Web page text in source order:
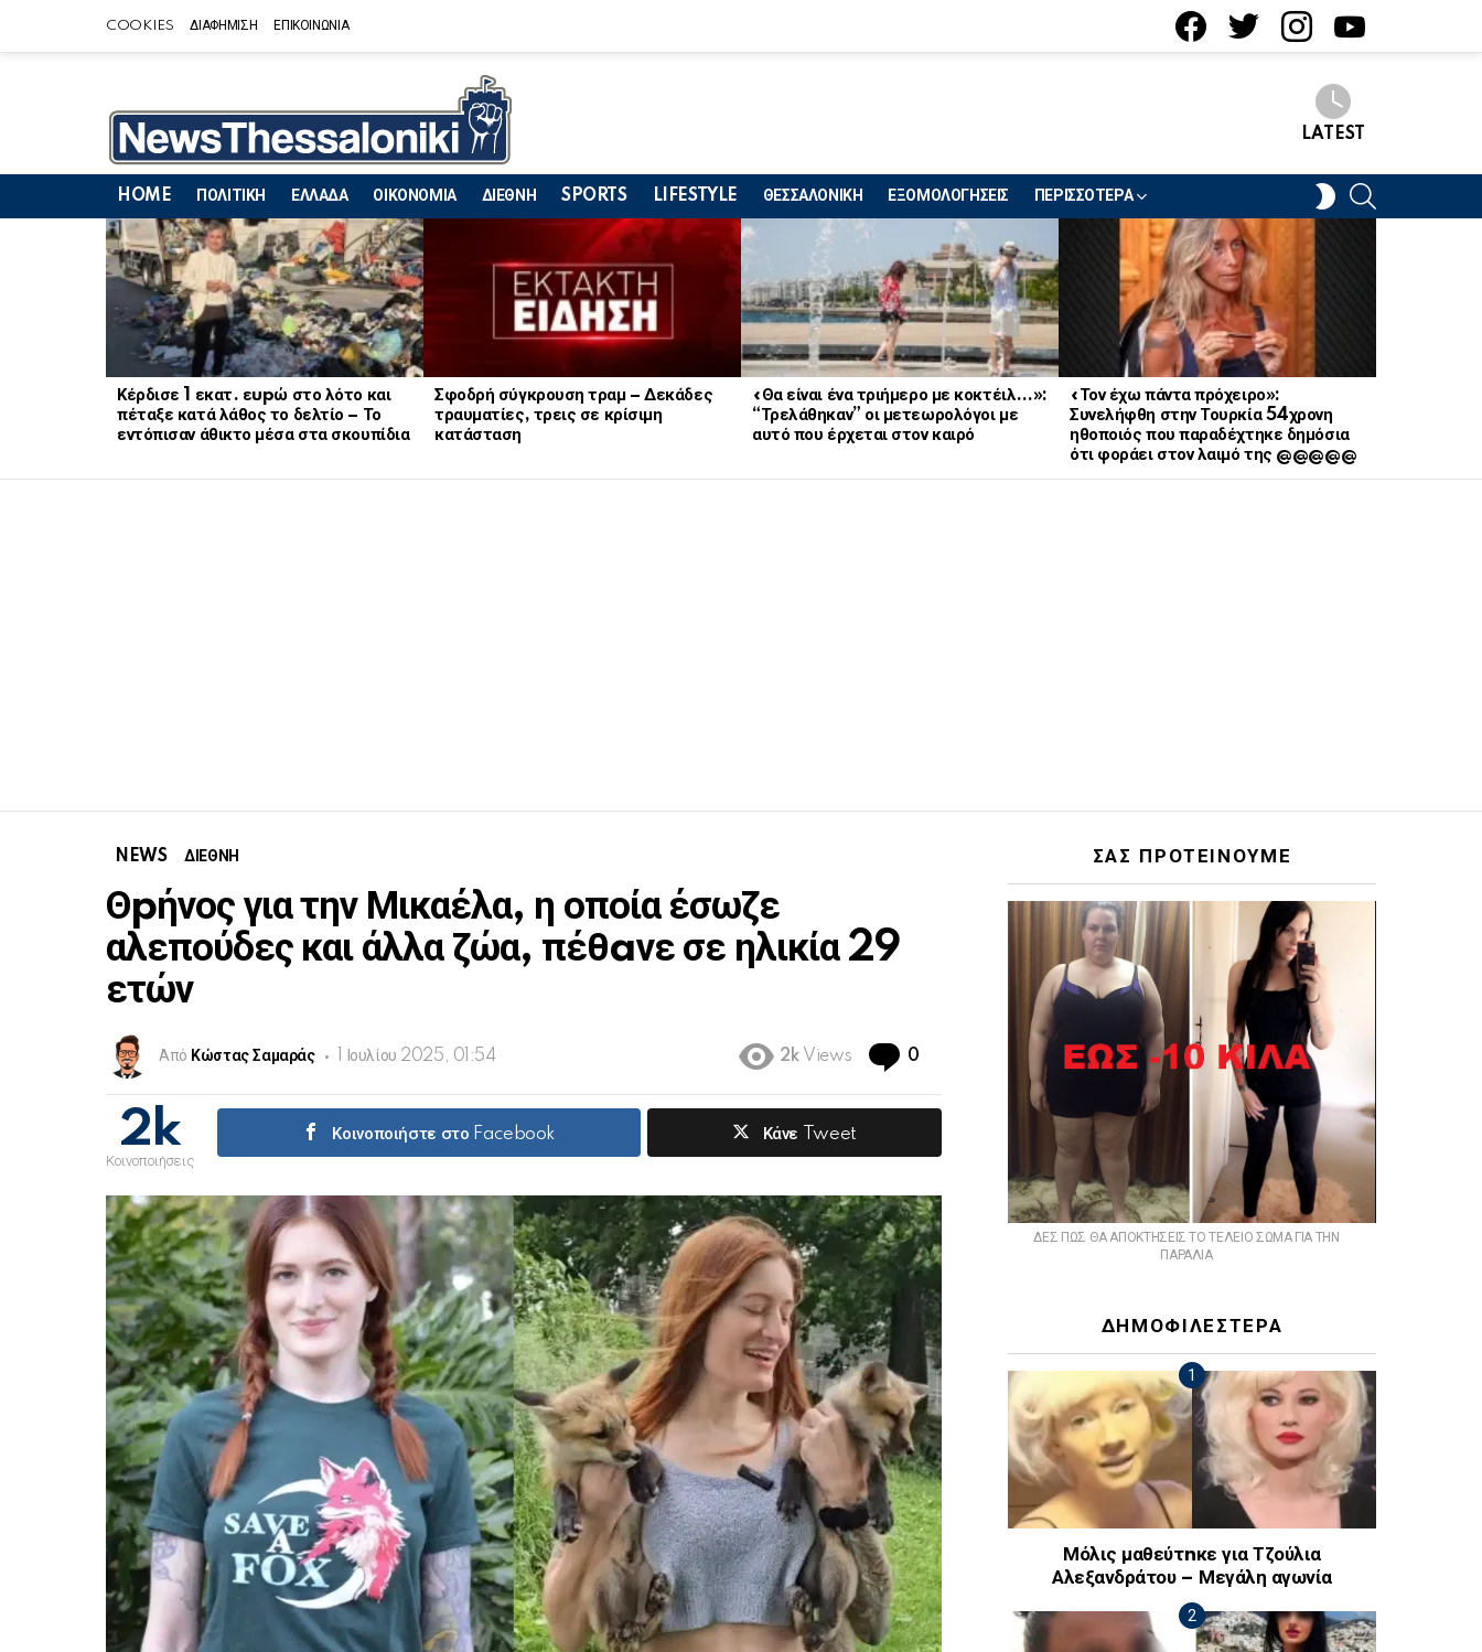
COOKIES ΔΙΑΦΗΜΙΣΗ ΕΠΙΚΟΙΝΩΝΙΑ
LATEST
HOME ΠΟΛΙΤΙΚΗ ΕΛΛΑΔΑ ΟΙΚΟΝΟΜΙΑ ΔΙΕΘΝΗ SPORTS LIFESTYLE ΘΕΣΣΑΛΟΝΙΚΗ ΕΞΟΜΟΛΟΓΗΣΕΙΣ ΠΕΡΙΣΣΟΤΕΡΑ
SWITCH
SKIN
LATEST
STORIES
Κέρδισε 1 εκατ. εupώ στο λότο και
πέταξε κατά λάθος το δελτίο – Το
εντόπισαν άθικτο μέσα στα σκουπίδια
Σφοδρή σύγκρουση τραμ – Δεκάδες
τραυματίες, τρεις σε κρίσιμη
κατάσταση
«Θα είναι ένα τριήμερο με κοκτέιλ…»:
“Τρελάθηκαν” οι μετεωρολόγοι με
αυτό που έρχεται στον καιρό
«Τον έχω πάντα πρόχειρο»:
Συνελήφθη στην Τουρκία 54χρονη
ηθοποιός που παραδέχτηκε δημόσια
ότι φοράει στον λαιμό της @@@@@
NEWS ΔΙΕΘΝΗ
Θpήνος για την Μικαέλα, η οποία έσωζε
αλεπούδες και άλλα ζώα, πέθaνε σε ηλικία 29
ετών
Από Κώστας Σαμαράς 1 Ιουλίου 2025, 01:54 2k Views 0
2k
Κοινοποιήσεις
Κοινοποιήστε στο Facebook Κάνε Tweet
ΣΑΣ ΠΡΟΤΕΙΝΟΥΜΕ
ΔΕΣ ΠΩΣ ΘΑ ΑΠΟΚΤΗΣΕΙΣ ΤΟ ΤΕΛΕΙΟ ΣΩΜΑ ΓΙΑ ΤΗΝ
ΠΑΡΑΛΙΑ
ΔΗΜΟΦΙΛΕΣΤΕΡΑ
Μόλις μαθεύτnκε για Τζούλια
Αλεξανδράτου – Μεγάλη αγωνία